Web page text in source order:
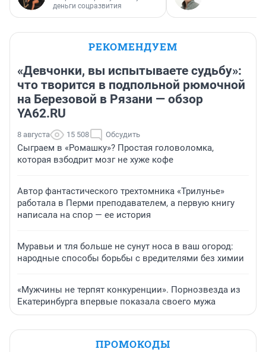
деньги соцразвития
РЕКОМЕНДУЕМ
«Девчонки, вы испытываете судьбу»:
что творится в подпольной рюмочной
на Березовой в Рязани — обзор
YA62.RU
8 августа 15 508 Обсудить
Сыграем в «Ромашку»? Простая головоломка,
которая взбодрит мозг не хуже кофе
Автор фантастического трехтомника «Трилунье»
работала в Перми преподавателем, а первую книгу
написала на спор — ее история
Муравьи и тля больше не сунут носа в ваш огород:
народные способы борьбы с вредителями без химии
«Мужчины не терпят конкуренции». Порнозвезда из
Екатеринбурга впервые показала своего мужа
ПРОМОКОДЫ